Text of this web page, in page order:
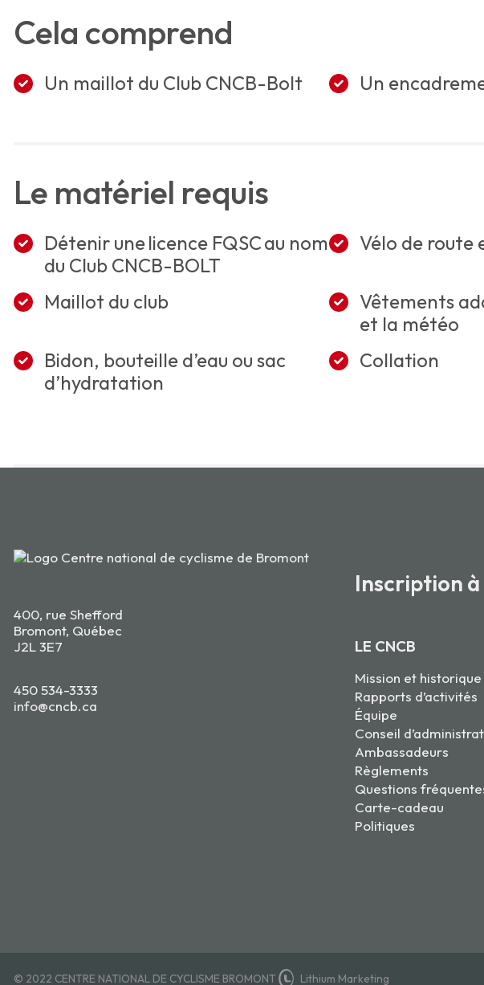
Cela comprend
Un maillot du Club CNCB-Bolt Un
Le matériel requis
Détenir une licence FQSC au nom
du Club CNCB-BOLT
Vélo de route
Maillot du club
Vêtements
et la météo
Bidon, bouteille d’eau ou sac
d’hydratation
Collation
400, rue Shefford
Bromont, Québec
J2L 3E7
450 534-3333
info@cncb.ca
Inscription
LE CNCB
Mission et historique
Rapports d’activités
Équipe
Conseil
Ambassadeurs
Règlements
Questions
Carte-cadeau
Politiques
© 2022 CENTRE NATIONAL DE CYCLISME BROMONT Lithium Marketing